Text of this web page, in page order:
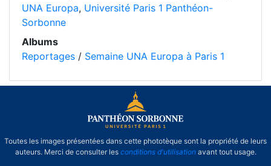
UNA Europa, Université Paris 1 Panthéon-
Sorbonne
Albums
Reportages / Semaine UNA Europa à Paris 1
Toutes les images présentées dans cette phototèque sont la propriété de leurs
auteurs. Merci de consulter les conditions d'utilisationavant tout usage.